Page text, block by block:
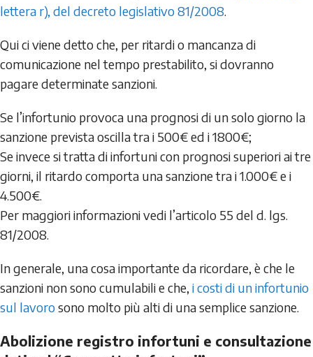
lettera r), del decreto legislativo 81/2008.
Qui ci viene detto che, per ritardi o mancanza di
comunicazione nel tempo prestabilito, si dovranno
pagare determinate sanzioni.
Se l’infortunio provoca una prognosi di un solo giorno la
sanzione prevista oscilla tra i 500€ ed i 1800€;
Se invece si tratta di infortuni con prognosi superiori ai tre
giorni, il ritardo comporta una sanzione tra i 1.000€ e i
4.500€.
Per maggiori informazioni vedi l’articolo 55 del d. lgs.
81/2008.
In generale, una cosa importante da ricordare, è che le
sanzioni non sono cumulabili e che, i costi di un infortunio
sul lavoro sono molto più alti di una semplice sanzione.
Abolizione registro infortuni e consultazione